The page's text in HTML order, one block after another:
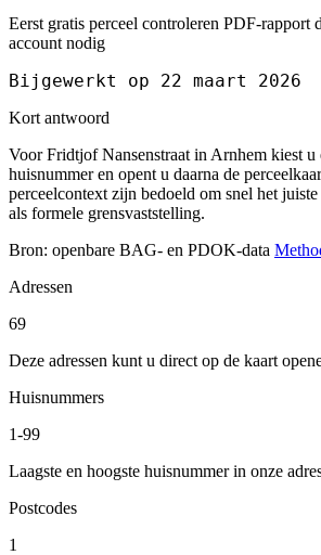
Eerst gratis perceel controleren PDF-rapport
account nodig
Bijgewerkt op 22 maart 2026
Kort antwoord
Voor Fridtjof Nansenstraat in Arnhem kiest u
huisnummer en opent u daarna de
perceelcontext zijn bedoeld om snel het
als formele grensvaststelling.
Bron: openbare BAG- en PDOK-data
Adressen
69
Deze adressen kunt u direct op de kaart
Huisnummers
1-99
Laagste en hoogste huisnummer in onze
Postcodes
1